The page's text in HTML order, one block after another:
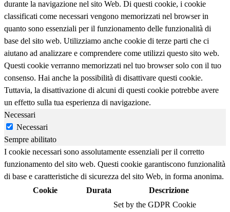
durante la navigazione nel sito Web. Di questi cookie, i cookie
classificati come necessari vengono memorizzati nel browser in
quanto sono essenziali per il funzionamento delle funzionalità di
base del sito web. Utilizziamo anche cookie di terze parti che ci
aiutano ad analizzare e comprendere come utilizzi questo sito web.
Questi cookie verranno memorizzati nel tuo browser solo con il tuo
consenso. Hai anche la possibilità di disattivare questi cookie.
Tuttavia, la disattivazione di alcuni di questi cookie potrebbe avere
un effetto sulla tua esperienza di navigazione.
Necessari
Necessari
Sempre abilitato
I cookie necessari sono assolutamente essenziali per il corretto
funzionamento del sito web. Questi cookie garantiscono funzionalità
di base e caratteristiche di sicurezza del sito Web, in forma anonima.
Cookie
Durata Descrizione
Set by the GDPR Cookie